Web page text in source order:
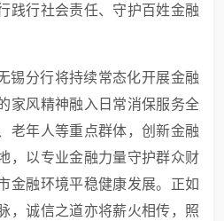
践行社会责任、守护百姓金融
锡分行将持续常态化开展金融
家风精神融入日常消保服务全
老年人等重点群体，创新金融
，以专业金融力量守护群众财
金融环境平稳健康发展。正如
，诚信之道亦将薪火相传，照